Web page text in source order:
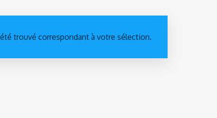
trouvé correspondant à votre sélection.